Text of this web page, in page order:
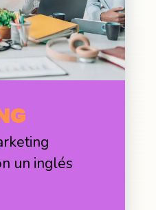
un inglés